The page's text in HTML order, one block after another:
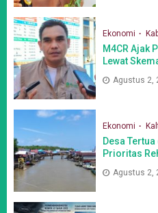
Ekonomi
M4CR Ajak
Lewat
Agustus 2,
Ekonomi
Desa
Prioritas
Agustus 2,